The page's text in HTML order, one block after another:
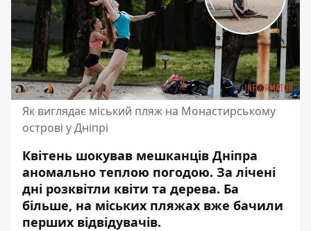
Як виглядає міський пляж на Монастирському
острові у Дніпрі
Квітень шокував мешканців Дніпра
аномально теплою погодою. За лічені
дні розквітли квіти та дерева. Ба
більше, на міських пляжах вже бачили
перших відвідувачів.